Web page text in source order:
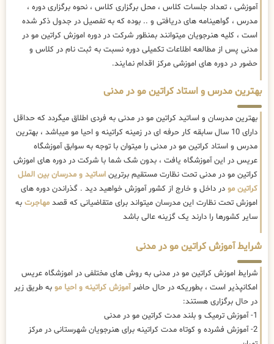
آموزشی ، تعداد جلسات کلاس ، محل برگزاری کلاس ، نحوه برگزاری دوره ،
مدرس ، گواهینامه های دریافتی و .. بوده که به تفصیل در جدول ذکر شده
است ، کلیه هنرجویان میتوانند بمنظور شرکت در دوره اموزش کراتین مو در
مدنی پس از مطالعه اطلاعات تکمیلی دوره نسبت به ثبت نام در کلاس و
حضور در دوره های اموزشی مرکز اقدام نمایند.
بهترین مدرس و استاد کراتین مو در مدنی
بهترین مدرسان و اساتید کراتین مو در مدنی به فردی اطلاق میگردد که حداقل
دارای 10 سال سابقه کار حرفه ای در زمینه کراتینه و احیا مو میباشد ، بهترین
مدرس و استاد کراتین مو در مدنی را میتوان با توجه به سوابق آموزشگاه
عریس در این آموزشگاه یافت ، بدون شک شما با شرکت در دوره های اموزش
کراتین مو در مدنی تحت نظارت مستقیم برترین اساتید و مدرسان بین الملل
کراتین مو در داخل و خارج از کشور آموزش خواهید دید . گذراندن دوره های
اموزش تحت نظارت این مدرسان میتواند برای متقاضیانی که قصد مهاجرت به
سایر کشورها را دارند یک گزینه عالی باشد
شرایط آموزش کراتین مو در مدنی
شرایط اموزش کراتین مو در مدنی به روش های مختلفی در اموزشگاه عریس
امکانپذیر است ، بطوریکه در حال حاضرآموزش کراتینه و احیا مو به طریق زیر
در حال برگزاری هستند:
1- آموزش ترمیک و بلند مدت کراتین مو در مدنی
2- آموزش فشرده و کوتاه مدت کراتینه برای هنرجویان شهرستانی در مرکز